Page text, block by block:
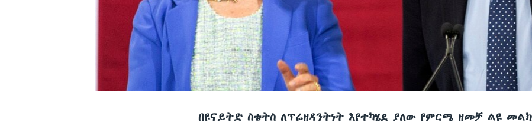
በዩናይትድ ስቴትስ ለፕሬዘዳንትነት እየተካሄደ ያለው የምርጫ ዘመቻ ልዩ መልክ